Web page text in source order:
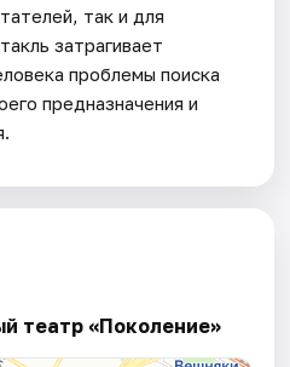
так и для
затрагивает
проблемы поиска
предназначения и
театр «Поколение»